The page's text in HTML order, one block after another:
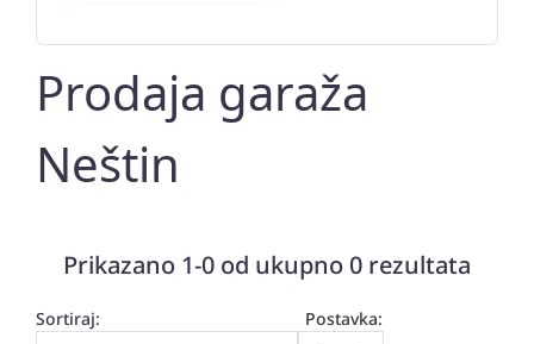
Prodaja garaža
Neštin
Prikazano 1-0 od ukupno 0 rezultata
Postavka:
Sortiraj: